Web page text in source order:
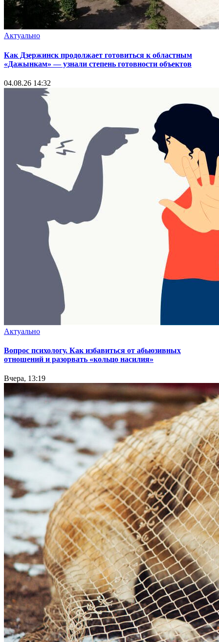
Актуально
Как Дзержинск продолжает готовиться к областным
«Дажынкам» — узнали степень готовности объектов
04.08.26 14:32
Актуально
Вопрос психологу. Как избавиться от абьюзивных
отношений и разорвать «кольцо насилия»
Вчера, 13:19